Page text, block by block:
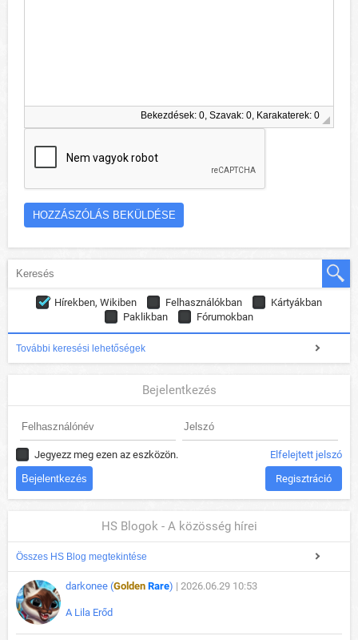
Bekezdések: 0, Szavak: 0, Karakaterek: 0
Hírekben, Wikiben Felhasználókban
Kártyákban
Paklikban
Fórumokban
További keresési lehetőségek
Bejelentkezés
Jegyezz meg ezen az eszközön. Elfelejtett jelszó
Regisztráció
HS Blogok - A közösség hírei
Összes HS Blog megtekintése
darkonee (Golden Rare) | 2026.06.29 10:53
A Lila Erőd